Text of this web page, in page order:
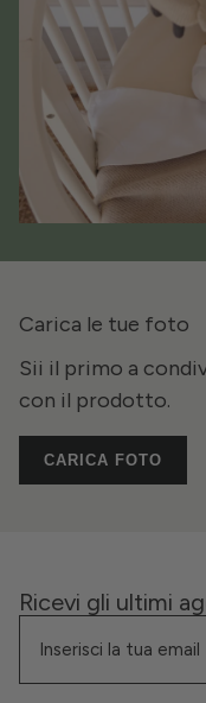
Carica le tue foto
Sii il primo a
con il prodotto.
CARICA FOTO
Ricevi gli ultimi